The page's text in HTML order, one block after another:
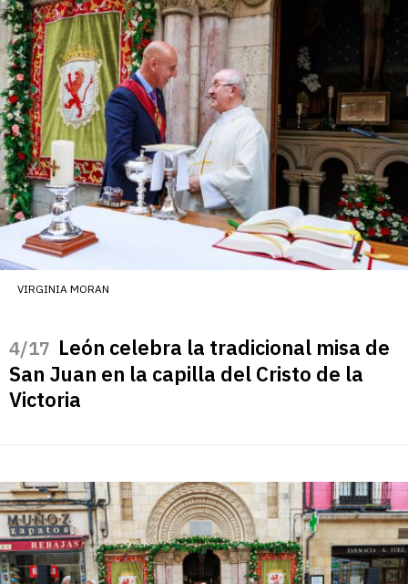
VIRGINIA MORAN
/17 León celebra la tradicional misa de
San Juan en la capilla del Cristo de la
Victoria